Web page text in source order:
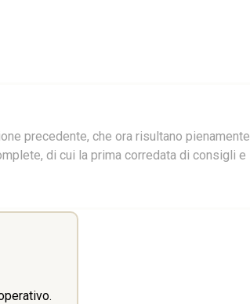
precedente, che ora risultano pienamente
di cui la prima corredata di consigli e